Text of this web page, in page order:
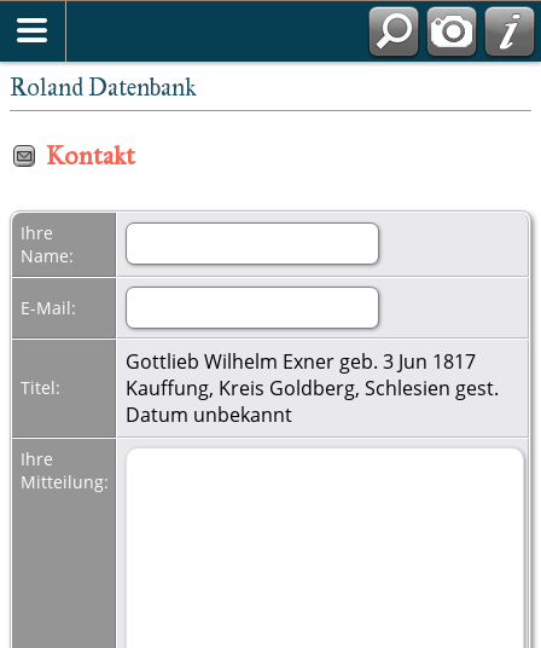
Roland Datenbank
Kontakt
Ihre
Name:
E-Mail:
Titel:
Gottlieb Wilhelm Exner geb. 3 Jun 1817
Kauffung, Kreis Goldberg, Schlesien gest.
Datum unbekannt
Ihre
Mitteilung: